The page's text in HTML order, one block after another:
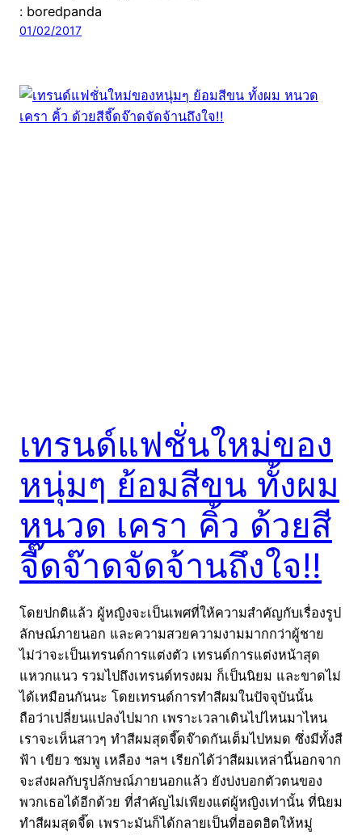
: boredpanda
01/02/2017
เทรนด์แฟชั่นใหม่ของ
หนุ่มๆ ย้อมสีขน ทั้งผม
หนวด เครา คิ้ว ด้วยสี
จี๊ดจ๊าดจัดจ้านถึงใจ!!
โดยปกติแล้ว ผู้หญิงจะเป็นเพศที่ให้ความสำคัญกับเรื่องรูป
ลักษณ์ภายนอก และความสวยความงามมากกว่าผู้ชาย
ไม่ว่าจะเป็นเทรนด์การแต่งตัว เทรนด์การแต่งหน้าสุด
แหวกแนว รวมไปถึงเทรนด์ทรงผม ก็เป็นนิยม และขาดไม่
ได้เหมือนกันนะ โดยเทรนด์การทำสีผมในปัจจุบันนั้น
ถือว่าเปลี่ยนแปลงไปมาก เพราะเวลาเดินไปไหนมาไหน
เราจะเห็นสาวๆ ทำสีผมสุดจี๊ดจ๊าดกันเต็มไปหมด ซึ่งมีทั้งสี
ฟ้า เขียว ชมพู เหลือง ฯลฯ เรียกได้ว่าสีผมเหล่านี้นอกจาก
จะส่งผลกับรูปลักษณ์ภายนอกแล้ว ยังบ่งบอกตัวตนของ
พวกเธอได้อีกด้วย ที่สำคัญไม่เพียงแต่ผู้หญิงเท่านั้น ที่นิยม
ทำสีผมสุดจี๊ด เพราะมันก็ได้กลายเป็นที่ฮอตฮิตให้หมู่